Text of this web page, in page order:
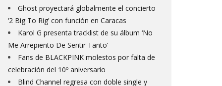
Ghost proyectará globalmente el concierto
‘2 Big To Rig’ con función en Caracas
Karol G presenta tracklist de su álbum ‘No
Me Arrepiento De Sentir Tanto’
Fans de BLACKPINK molestos por falta de
celebración del 10º aniversario
Blind Channel regresa con doble single y